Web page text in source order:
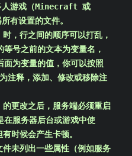
人游戏（Minecraft 或
设置的文件。
行之间的顺序可以打乱，
号之前的文本为变量名，
面为变量的值，你可以按照
注释，添加、修改或移除注
改之后，服务端必须重启
在服务器后台或游戏中使
时候会产生卡顿。
列出一些属性（例如服务